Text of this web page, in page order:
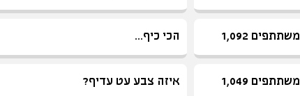
משתתפים 1,092
משתתפים 1,049
הכי כיף...
איזה צבע עט עדיף?